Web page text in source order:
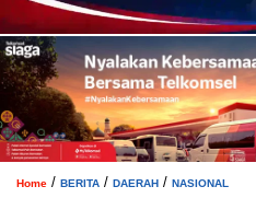
Home / BERITA / DAERAH / NASIONAL